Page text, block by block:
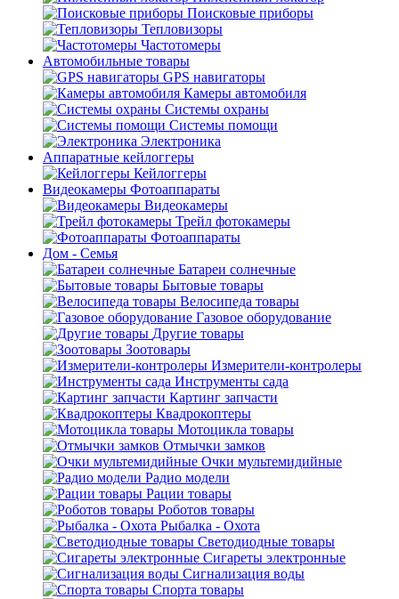
Поисковые приборы
Тепловизоры
Частотомеры
Автомобильные товары
GPS навигаторы
Камеры автомобиля
Системы охраны
Системы помощи
Электроника
Аппаратные кейлоггеры
Кейлоггеры
Видеокамеры Фотоаппараты
Видеокамеры
Трейл фотокамеры
Фотоаппараты
Дом - Семья
Батареи солнечные
Бытовые товары
Велосипеда товары
Газовое оборудование
Другие товары
Зоотовары
Измерители-контролеры
Инструменты сада
Картинг запчасти
Квадрокоптеры
Мотоцикла товары
Отмычки замков
Очки мультемидийные
Радио модели
Рации товары
Роботов товары
Рыбалка - Охота
Светодиодные товары
Сигареты электронные
Сигнализация воды
Спорта товары